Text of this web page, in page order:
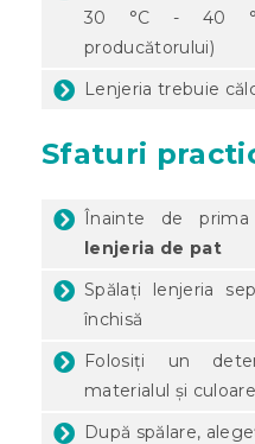
30 °C - 40
producătorului)
Lenjeria trebuie
Sfaturi
Înainte de
lenjeria de pat
Spălați lenjeria
închisă
Folosiți un
materialul și
După spălare,